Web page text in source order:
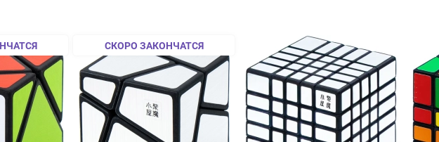
СКОРО ЗАКОНЧАТСЯ